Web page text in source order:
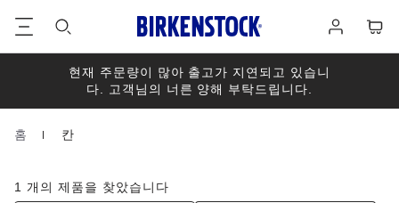
그
바
구
현재 주문량이 많아 출고가 지연되고 있습니
다. 고객님의 너른 양해 부탁드립니다.
Homepage
홈 칸
1 개의 제품을 찾았습니다